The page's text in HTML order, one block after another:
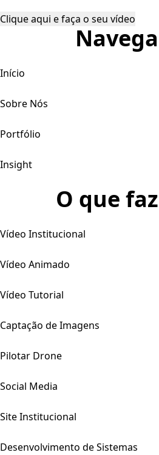
Clique aqui e faça o seu vídeo
Início
Sobre Nós
Portfólio
Insight
O que
Vídeo Institucional
Vídeo Animado
Vídeo Tutorial
Captação de Imagens
Pilotar Drone
Social Media
Site Institucional
Desenvolvimento de Sistemas